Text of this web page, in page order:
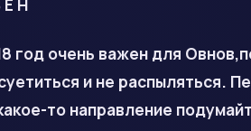
Н
год очень важен для
и не распыляться.
то направление